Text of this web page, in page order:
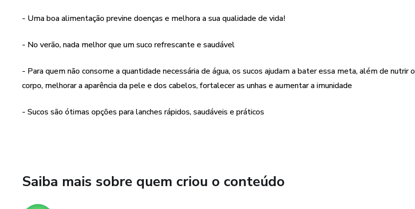
- Uma boa alimentação previne doenças e melhora a sua qualidade de vida!
- No verão, nada melhor que um suco refrescante e saudável
- Para quem não consome a quantidade necessária de água, os sucos ajudam a bater essa meta, além de nutrir o
corpo, melhorar a aparência da pele e dos cabelos, fortalecer as unhas e aumentar a imunidade
- Sucos são ótimas opções para lanches rápidos, saudáveis e práticos
Saiba mais sobre quem criou o conteúdo